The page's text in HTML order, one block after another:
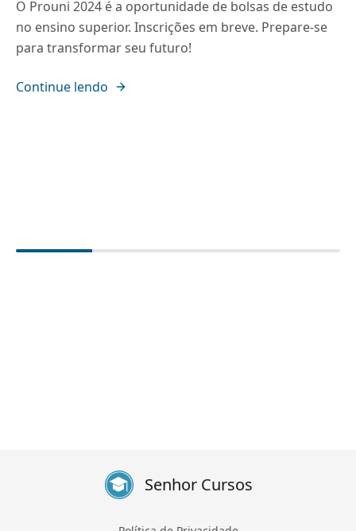
O Prouni 2024 é a oportunidade de bolsas de estudo
no ensino superior. Inscrições em breve. Prepare-se
para transformar seu futuro!
Continue lendo
Senhor Cursos